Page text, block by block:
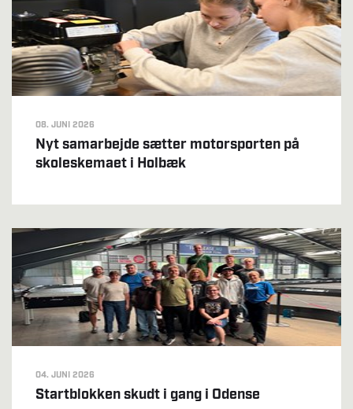
08. JUNI 2026
Nyt samarbejde sætter motorsporten på
skoleskemaet i Holbæk
04. JUNI 2026
Startblokken skudt i gang i Odense